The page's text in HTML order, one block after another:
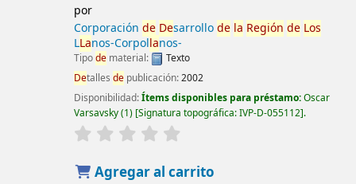
por
Corporación de Desarrollode la Región de Los
LLanos-Corpollanos-
Tipodematerial:
Texto
Detalles depublicación:2002
Disponibilidad:Ítems disponibles para préstamo:Oscar
Varsavsky(1) Signatura topográfica:IVP-D-055112 .
Agregar al carrito